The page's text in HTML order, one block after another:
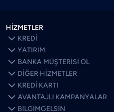
HİZMETLER
 KREDİ
 YATIRIM
 BANKA MÜŞTERİSİ OL
 DİĞER HİZMETLER
 KREDİ KARTI
 AVANTAJLI KAMPANYALAR
 BİLGİMGELSİN